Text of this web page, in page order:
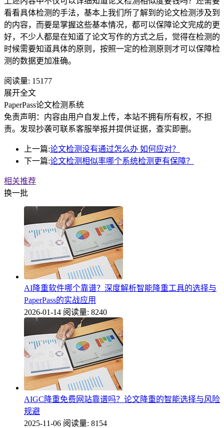
看看具体检测的手法，基本上我们所了解到的论文检测涉及到
的内容，而要是掌握这些基本情况，都可以保障论文完成的更
好，不少人都是在知道了论文写作的方式之后，觉得在检测的
时候需要知道具体的原则，按照一定的检测原则才可以保障检
测的数据更加准确。
阅读量: 15177
展开全文
PaperPass论文检测系统
免责声明：内容由用户自发上传，本站不拥有所有权，不担
责。发现抄袭可联系客服举报并提供证据，查实即删。
上一篇:论文检测没有通过怎么办 如何应对？
下一篇:论文检测相似率哪个系统检测更有保障？
相关推荐
换一批
AI降重软件哪个靠谱？深度解析智能降重工具的选择与
PaperPass的实战应用
2026-01-14 阅读量: 8240
AIGC降重免费网站靠谱吗？论文降重的智能选择与风险
规避
2025-11-06 阅读量: 8154